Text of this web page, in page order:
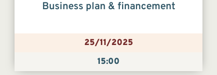
Business plan & financement
25/11/2025
15:00